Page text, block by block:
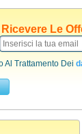
Le
Al Trattamento Dei